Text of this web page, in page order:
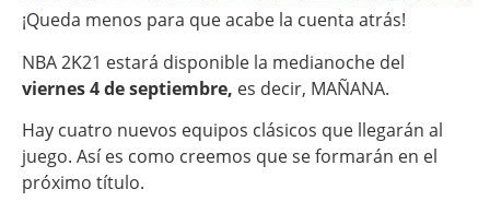
¡Queda menos para que acabe la cuenta atrás!
NBA 2K21 estará disponible la medianoche del
viernes 4 de septiembre, es decir, MAÑANA.
Hay cuatro nuevos equipos clásicos que llegarán al
juego. Así es como creemos que se formarán en el
próximo título.